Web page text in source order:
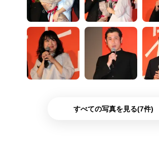
すべての写真を見る(7件)